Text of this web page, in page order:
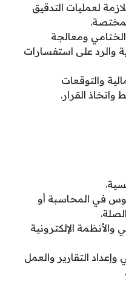
لعمليات التدقيق
ومعالجة
والرد على استفسارات
والتوقعات
القرار.
في المحاسبة أو
والأنظمة الإلكترونية
وإعداد التقارير والعمل